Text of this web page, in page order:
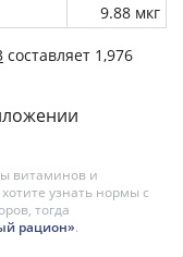
9.88 мкг
составляет 1,976
витаминов и
узнать нормы с
тогда
рацион».